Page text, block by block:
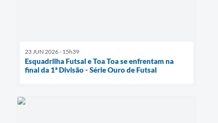
23 JUN 2026 - 15h39
Esquadrilha Futsal e Toa Toa se enfrentam na
final da 1ª Divisão - Série Ouro de Futsal